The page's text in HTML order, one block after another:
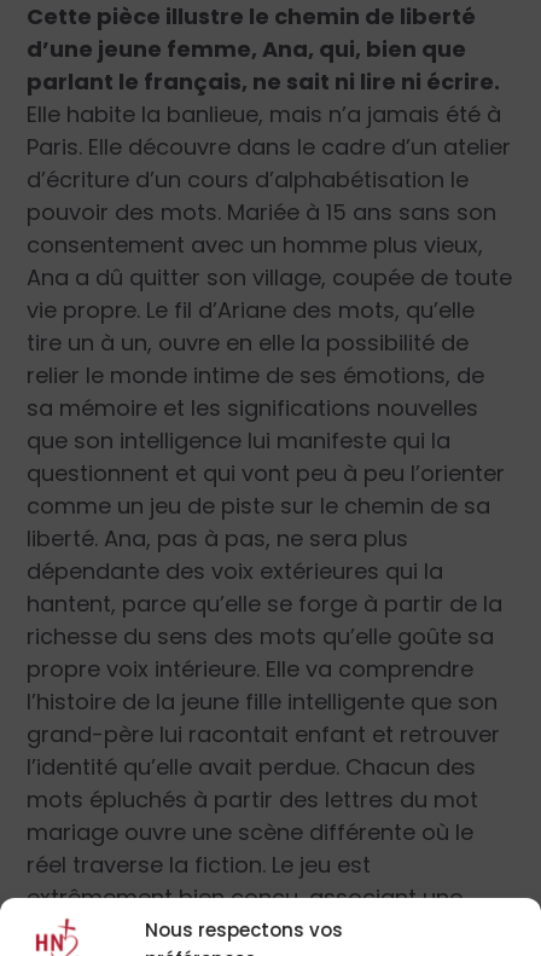
Nous respectons vos
Cette pièce illustre le chemin de liberté
d’une jeune femme, Ana, qui, bien que
parlant le français, ne sait ni lire ni écrire.
Elle habite la banlieue, mais n’a jamais été à
Paris. Elle découvre dans le cadre d’un atelier
d’écriture d’un cours d’alphabétisation le
pouvoir des mots. Mariée à 15 ans sans son
consentement avec un homme plus vieux,
Ana a dû quitter son village, coupée de toute
vie propre. Le fil d’Ariane des mots, qu’elle
tire un à un, ouvre en elle la possibilité de
relier le monde intime de ses émotions, de
sa mémoire et les significations nouvelles
que son intelligence lui manifeste qui la
questionnent et qui vont peu à peu l’orienter
comme un jeu de piste sur le chemin de sa
liberté. Ana, pas à pas, ne sera plus
dépendante des voix extérieures qui la
hantent, parce qu’elle se forge à partir de la
richesse du sens des mots qu’elle goûte sa
propre voix intérieure. Elle va comprendre
l’histoire de la jeune fille intelligente que son
grand-père lui racontait enfant et retrouver
l’identité qu’elle avait perdue. Chacun des
mots épluchés à partir des lettres du mot
mariage ouvre une scène différente où le
réel traverse la fiction. Le jeu est
extrêmement bien conçu, associant une
marionnette représentant Ana quand elle